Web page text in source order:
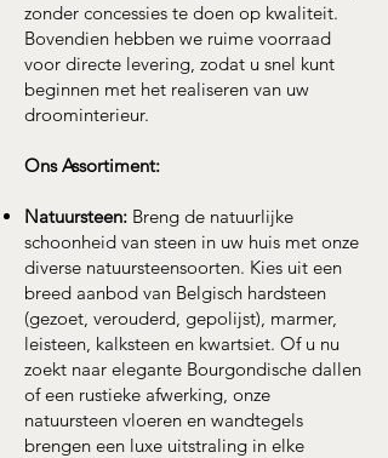
zonder concessies te doen op kwaliteit.
Bovendien hebben we ruime voorraad
voor directe levering, zodat u snel kunt
beginnen met het realiseren van uw
droominterieur.
Ons Assortiment:
Natuursteen: Breng de natuurlijke
schoonheid van steen in uw huis met onze
diverse natuursteensoorten. Kies uit een
breed aanbod van Belgisch hardsteen
(gezoet, verouderd, gepolijst), marmer,
leisteen, kalksteen en kwartsiet. Of u nu
zoekt naar elegante Bourgondische dallen
of een rustieke afwerking, onze
natuursteen vloeren en wandtegels
brengen een luxe uitstraling in elke